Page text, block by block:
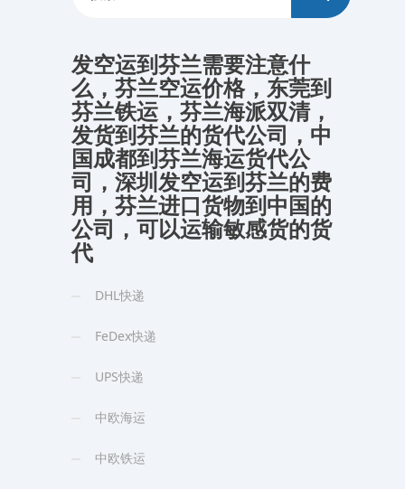
发空运到芬兰需要注意什
么，芬兰空运价格，东莞到
芬兰铁运，芬兰海派双清，
发货到芬兰的货代公司，中
国成都到芬兰海运货代公
司，深圳发空运到芬兰的费
用，芬兰进口货物到中国的
公司，可以运输敏感货的货
代
DHL快递
FeDex快递
UPS快递
中欧海运
中欧铁运